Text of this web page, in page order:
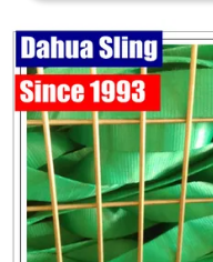
UNA
CITA
MAPA
DEL
SITIO